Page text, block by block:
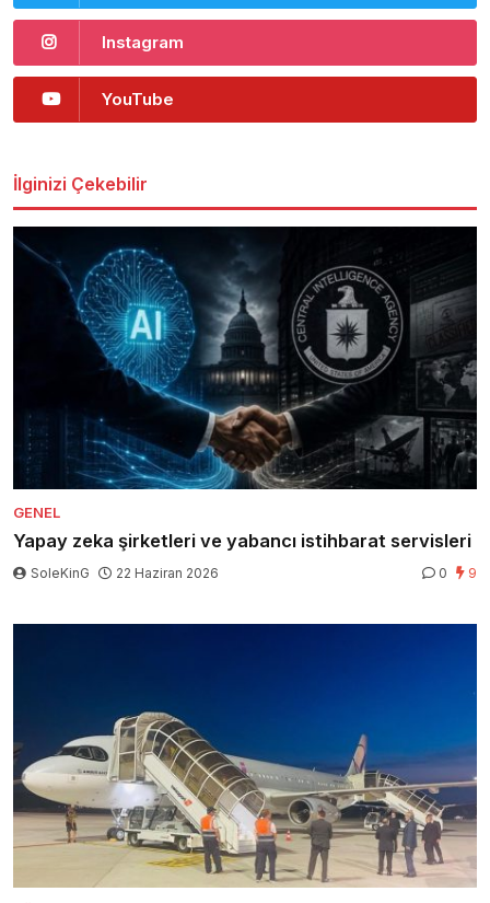
Instagram
YouTube
İlginizi Çekebilir
GENEL
Yapay zeka şirketleri ve yabancı istihbarat servisleri
SoleKinG 22 Haziran 2026 0 9